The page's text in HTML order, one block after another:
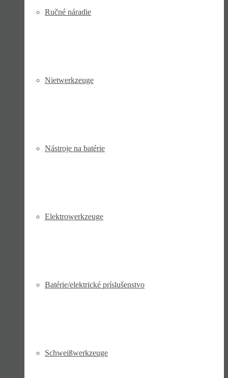
Ručné náradie
Niet­werk­zeuge
Nástroje na batérie
Elektro­werk­zeuge
Batérie/elektrické príslušenstvo
Schweiß­werk­zeuge